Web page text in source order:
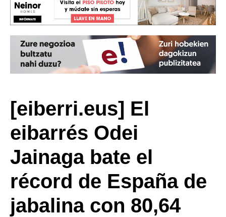
[eiberri.eus] El
eibarrés Odei
Jainaga bate el
récord de España de
jabalina con 80,64